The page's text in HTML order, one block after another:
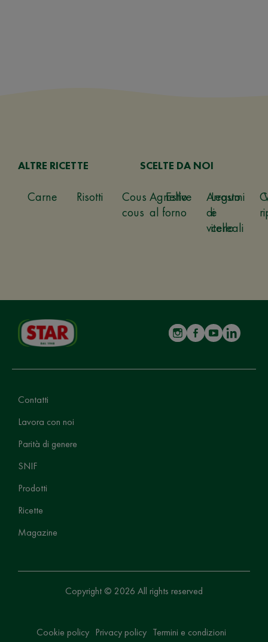
ALTRE RICETTE
Carne Risotti
Cous
cous
Estive
Legumi
e
cereali
SCELTE DA NOI
Agnello
al forno
Arrosto
di
vitello
Contatti
Lavora con noi
Parità di genere
SNIF
Prodotti
Ricette
Magazine
Copyright © 2026 All rights reserved
Cookie policy Privacy policy Termini e condizioni